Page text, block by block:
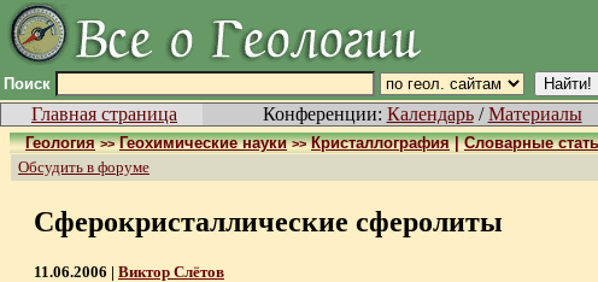
Поиск
Главная страница Конференции: Календарь/Материалы
Геология >> Геохимические науки >> Кристаллография|Словарные
Обсудить в форуме
Сферокристаллические сферолиты
11.06.2006 | Виктор Слётов